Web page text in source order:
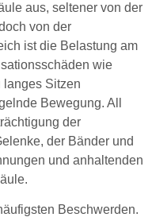
aus, seltener von der
von der
ist die Belastung am
wie
langes Sitzen
Bewegung. All
der
der Bänder und
und anhaltenden
Beschwerden.